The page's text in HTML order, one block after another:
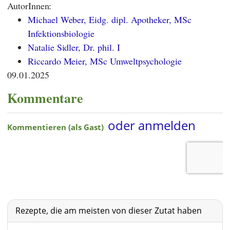
AutorInnen:
Michael Weber, Eidg. dipl. Apotheker, MSc
Infektionsbiologie
Natalie Sidler, Dr. phil. I
Riccardo Meier, MSc Umweltpsychologie
09.01.2025
Kommentare
Rezepte, die am meisten von dieser Zutat haben